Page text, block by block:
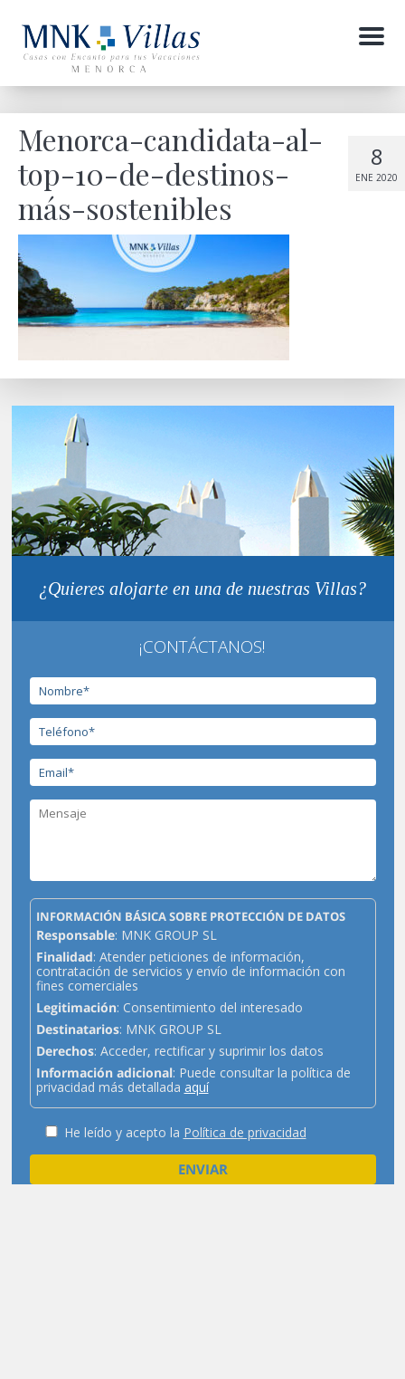
Menu
8
ENE 2020
Menorca-candidata-al-
top-10-de-destinos-
más-sostenibles
¿Quieres alojarte en una de nuestras Villas?
¡CONTÁCTANOS!
INFORMACIÓN BÁSICA SOBRE PROTECCIÓN DE DATOS
Responsable: MNK GROUP SL
Finalidad: Atender peticiones de información,
contratación de servicios y envío de información con
fines comerciales
Legitimación: Consentimiento del interesado
Destinatarios: MNK GROUP SL
Derechos: Acceder, rectificar y suprimir los datos
Información adicional: Puede consultar la política de
privacidad más detallada aquí
He leído y acepto la Política de privacidad